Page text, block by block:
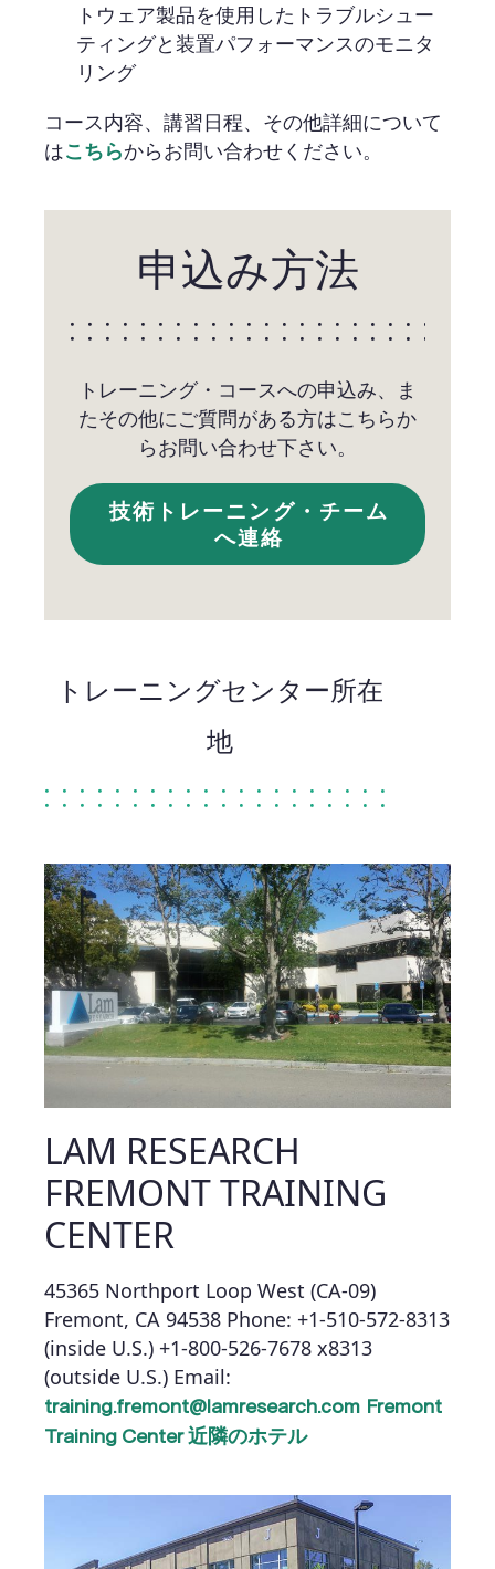
トウェア製品を使用したトラブルシュー
ティングと装置パフォーマンスのモニタ
リング
コース内容、講習日程、その他詳細について
はこちらからお問い合わせください。
申込み方法
トレーニング・コースへの申込み、ま
たその他にご質問がある方はこちらか
らお問い合わせ下さい。
技術トレーニング・チーム
へ連絡
トレーニングセンター所在
地
LAM RESEARCH
FREMONT TRAINING
CENTER
45365 Northport Loop West (CA-09)
Fremont, CA 94538 Phone: +1-510-572-8313
(inside U.S.) +1-800-526-7678 x8313
(outside U.S.) Email:
training.fremont@lamresearch.com Fremont
Training Center 近隣のホテル